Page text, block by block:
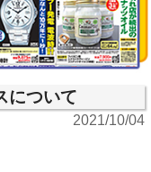
について
2021/10/04